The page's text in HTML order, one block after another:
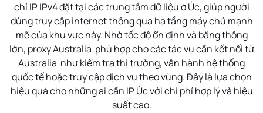
chỉ IP IPv4 đặt tại các trung tâm dữ liệu ở Úc, giúp người
dùng truy cập internet thông qua hạ tầng máy chủ mạnh
mẽ của khu vực này. Nhờ tốc độ ổn định và băng thông
lớn, proxy Australia phù hợp cho các tác vụ cần kết nối từ
Australia như kiểm tra thị trường, vận hành hệ thống
quốc tế hoặc truy cập dịch vụ theo vùng. Đây là lựa chọn
hiệu quả cho những ai cần IP Úc với chi phí hợp lý và hiệu
suất cao.